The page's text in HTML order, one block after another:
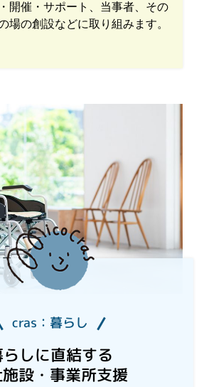
開催・サポート、当事者、その
場の創設などに取り組みます。
cras：暮らし
しに直結する
設・事業所支援